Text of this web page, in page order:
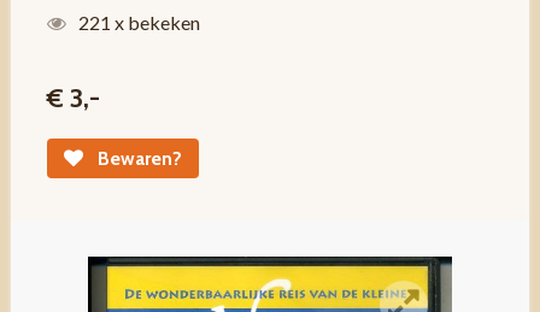
221 x bekeken
€ 3,-
Bewaren?